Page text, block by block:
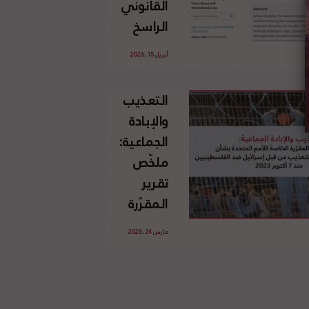
الإسرائيلي
غير
القانوني
الفلسطينية
القانوني
الراسخ
للاجئين
وحقهم
في العودة
بموجب
القانون
الدولي
أبريل 15, 2026
التعذيب
والإبادة
الجماعية:
ملخّص
تقرير
المقرّرة
الخاصة
مارس 24, 2026